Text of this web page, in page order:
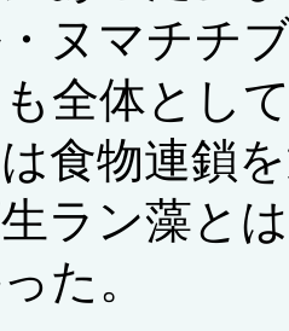
ヌマチチ
全体とし
食物連鎖
ラン藻と
た。